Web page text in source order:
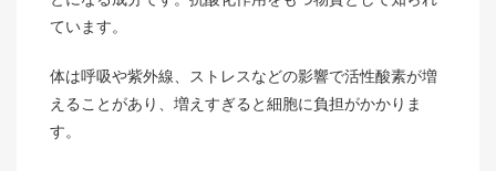
ています。
体は呼吸や紫外線、ストレスなどの影響で活性酸素が増
えることがあり、増えすぎると細胞に負担がかかりま
す。